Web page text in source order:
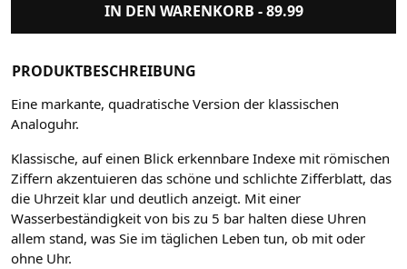
IN DEN WARENKORB -89.99
PRODUKTBESCHREIBUNG
Eine markante, quadratische Version der klassischen
Analoguhr.
Klassische, auf einen Blick erkennbare Indexe mit römischen
Ziffern akzentuieren das schöne und schlichte Zifferblatt, das
die Uhrzeit klar und deutlich anzeigt. Mit einer
Wasserbeständigkeit von bis zu 5 bar halten diese Uhren
allem stand, was Sie im täglichen Leben tun, ob mit oder
ohne Uhr.